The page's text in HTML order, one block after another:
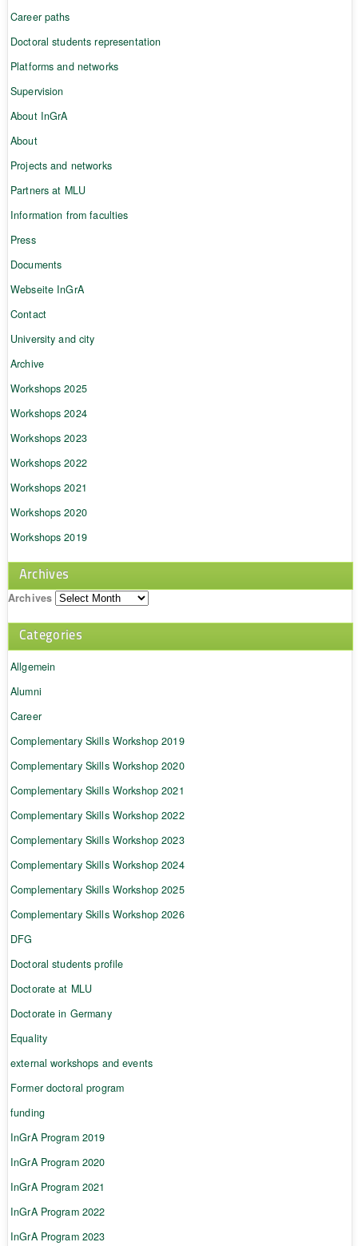
Career paths
Doctoral students representation
Platforms and networks
Supervision
About InGrA
About
Projects and networks
Partners at MLU
Information from faculties
Press
Documents
Webseite InGrA
Contact
University and city
Archive
Workshops 2025
Workshops 2024
Workshops 2023
Workshops 2022
Workshops 2021
Workshops 2020
Workshops 2019
Archives
Archives
Categories
Allgemein
Alumni
Career
Complementary Skills Workshop 2019
Complementary Skills Workshop 2020
Complementary Skills Workshop 2021
Complementary Skills Workshop 2022
Complementary Skills Workshop 2023
Complementary Skills Workshop 2024
Complementary Skills Workshop 2025
Complementary Skills Workshop 2026
DFG
Doctoral students profile
Doctorate at MLU
Doctorate in Germany
Equality
external workshops and events
Former doctoral program
funding
InGrA Program 2019
InGrA Program 2020
InGrA Program 2021
InGrA Program 2022
InGrA Program 2023